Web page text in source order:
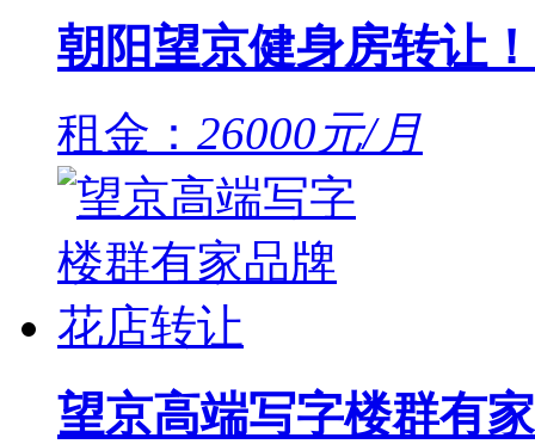
朝阳望京健身房转让
租金： 26000元/月
望京高端写字楼群有